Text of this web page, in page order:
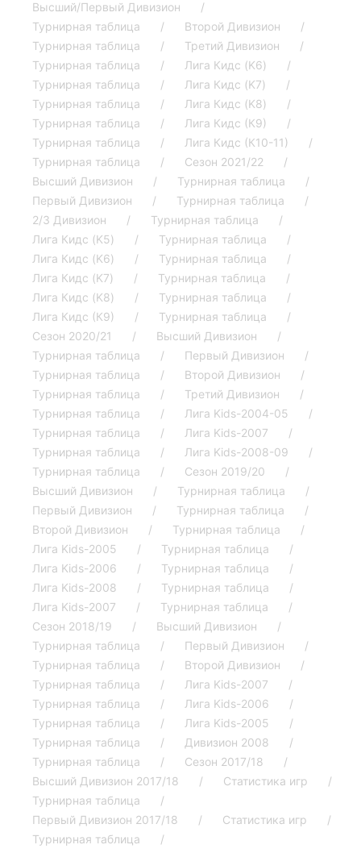
Высший/Первый Дивизион
Турнирная таблица
Второй Дивизион
Турнирная таблица
Третий Дивизион
Турнирная таблица
Лига Кидс (K6)
Турнирная таблица
Лига Кидс (K7)
Турнирная таблица
Лига Кидс (K8)
Турнирная таблица
Лига Кидс (К9)
Турнирная таблица
Лига Кидс (К10-11)
Турнирная таблица
Сезон 2021/22
Высший Дивизион
Турнирная таблица
Первый Дивизион
Турнирная таблица
2/3 Дивизион
Турнирная таблица
Лига Кидс (K5)
Турнирная таблица
Лига Кидс (K6)
Турнирная таблица
Лига Кидс (K7)
Турнирная таблица
Лига Кидс (K8)
Турнирная таблица
Лига Кидс (К9)
Турнирная таблица
Сезон 2020/21
Высший Дивизион
Турнирная таблица
Первый Дивизион
Турнирная таблица
Второй Дивизион
Турнирная таблица
Третий Дивизион
Турнирная таблица
Лига Kids-2004-05
Турнирная таблица
Лига Kids-2007
Турнирная таблица
Лига Kids-2008-09
Турнирная таблица
Сезон 2019/20
Высший Дивизион
Турнирная таблица
Первый Дивизион
Турнирная таблица
Второй Дивизион
Турнирная таблица
Лига Kids-2005
Турнирная таблица
Лига Kids-2006
Турнирная таблица
Лига Kids-2008
Турнирная таблица
Лига Kids-2007
Турнирная таблица
Сезон 2018/19
Высший Дивизион
Турнирная таблица
Первый Дивизион
Турнирная таблица
Второй Дивизион
Турнирная таблица
Лига Kids-2007
Турнирная таблица
Лига Kids-2006
Турнирная таблица
Лига Kids-2005
Турнирная таблица
Дивизион 2008
Турнирная таблица
Сезон 2017/18
Высший Дивизион 2017/18
Статистика игр
Турнирная таблица
Первый Дивизион 2017/18
Статистика игр
Турнирная таблица